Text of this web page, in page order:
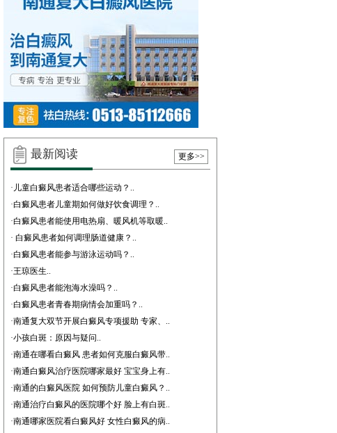
最新阅读 更多>>
· 儿童白癜风患者适合哪些运动？..
·白癜风患者儿童期如何做好饮食调理？..
·白癜风患者能使用电热扇、暖风机等取暖..
· 白癜风患者如何调理肠道健康？..
·白癜风患者能参与游泳运动吗？..
·王琼医生..
·白癜风患者能泡海水澡吗？..
·白癜风患者青春期病情会加重吗？..
·南通复大双节开展白癜风专项援助 专家、..
·小孩白斑：原因与疑问..
·南通在哪看白癜风 患者如何克服白癜风带..
·南通白癜风治疗医院哪家最好 宝宝身上有..
·南通的白癜风医院 如何预防儿童白癜风？..
·南通治疗白癜风的医院哪个好 脸上有白斑..
·南通哪家医院看白癜风好 女性白癜风的病..